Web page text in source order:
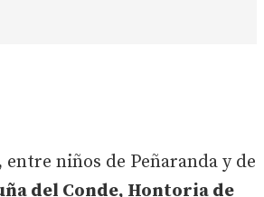
niños de Peñaranda y de
del Conde, Hontoria de